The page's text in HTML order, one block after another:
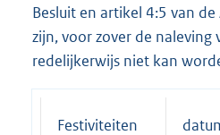
Besluit en artikel 4:5 van
zijn, voor zover de naleving
redelijkerwijs niet kan
Festiviteiten